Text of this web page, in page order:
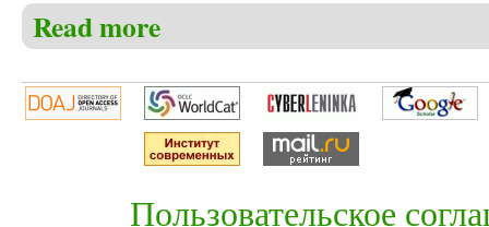
Read more
Пользовательское